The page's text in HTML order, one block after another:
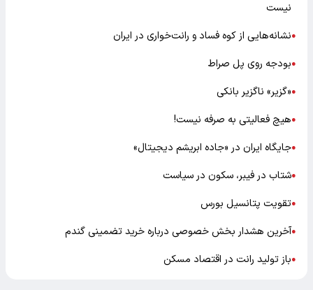
نیست
●نشانه‌هایی از کوه فساد و رانت‌خواری در ایران
●بودجه روی پل صراط
●«گزیر» ناگزیر بانکی
●هیچ فعالیتی به صرفه نیست!
●جایگاه ایران در «جاده ابریشم دیجیتال»
●شتاب در فیبر، سکون در سیاست
●تقویت پتانسیل بورس
●آخرین هشدار بخش خصوصی درباره خرید تضمینی گندم
●باز تولید رانت در اقتصاد مسکن